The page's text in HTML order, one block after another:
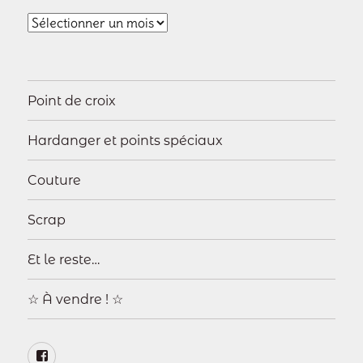
Archives
Point de croix
Hardanger et points spéciaux
Couture
Scrap
Et le reste…
☆ À vendre ! ☆
Page